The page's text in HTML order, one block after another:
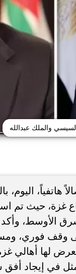
والملك عبدالله
اليوم،
غزة، حيث تم
الأوسط،
فوري،
يتعرض لها
في إيجاد